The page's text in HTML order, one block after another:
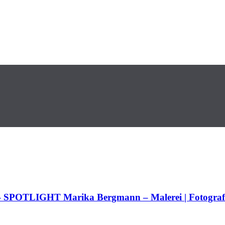
Marika Bergmann – Malerei |